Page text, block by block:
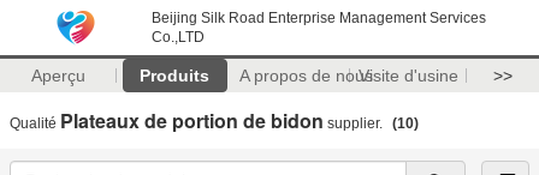
Beijing Silk Road Enterprise Management Services
Co.,LTD
Aperçu Produits A propos de nousVisite d'usine >>
Qualité Plateaux de portion de bidon supplier. (10)